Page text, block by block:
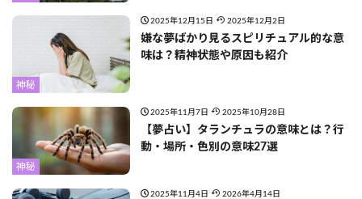
神秘
2025年12月15日 2025年12月2日
嫌な夢ばかり見るスピリチュアル的な意
味は？精神状態や原因も紹介
神秘
2025年11月7日 2025年10月28日
【夢占い】タランチュラの意味とは？行
動・場所・色別の意味27選
2025年11月4日 2026年4月14日